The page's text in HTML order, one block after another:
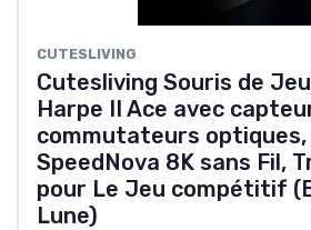
CUTESLIVING
Cutesliving Souris de Jeu
Harpe II Ace avec
commutateurs
SpeedNova 8K sans Fil,
pour Le Jeu compétitif
Lune)